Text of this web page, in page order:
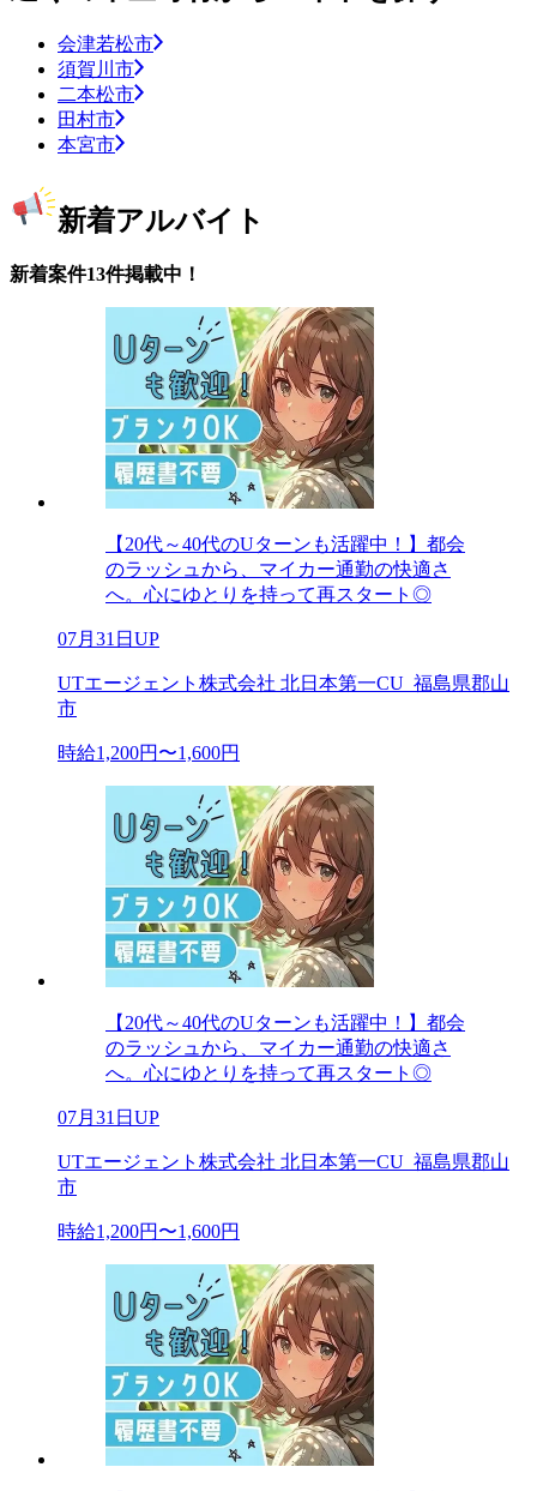
会津若松市
須賀川市
二本松市
田村市
本宮市
新着アルバイト
新着案件13件掲載中！
【20代～40代のUターンも活躍中！】都会
のラッシュから、マイカー通勤の快適さ
へ。心にゆとりを持って再スタート◎
07月31日UP
UTエージェント株式会社 北日本第一CU_福島県郡山
市
時給1,200円〜1,600円
【20代～40代のUターンも活躍中！】都会
のラッシュから、マイカー通勤の快適さ
へ。心にゆとりを持って再スタート◎
07月31日UP
UTエージェント株式会社 北日本第一CU_福島県郡山
市
時給1,200円〜1,600円